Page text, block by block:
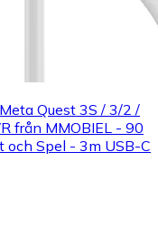
Quest 3S / 3/2 /
från MMOBIEL - 90
och Spel - 3m USB-C